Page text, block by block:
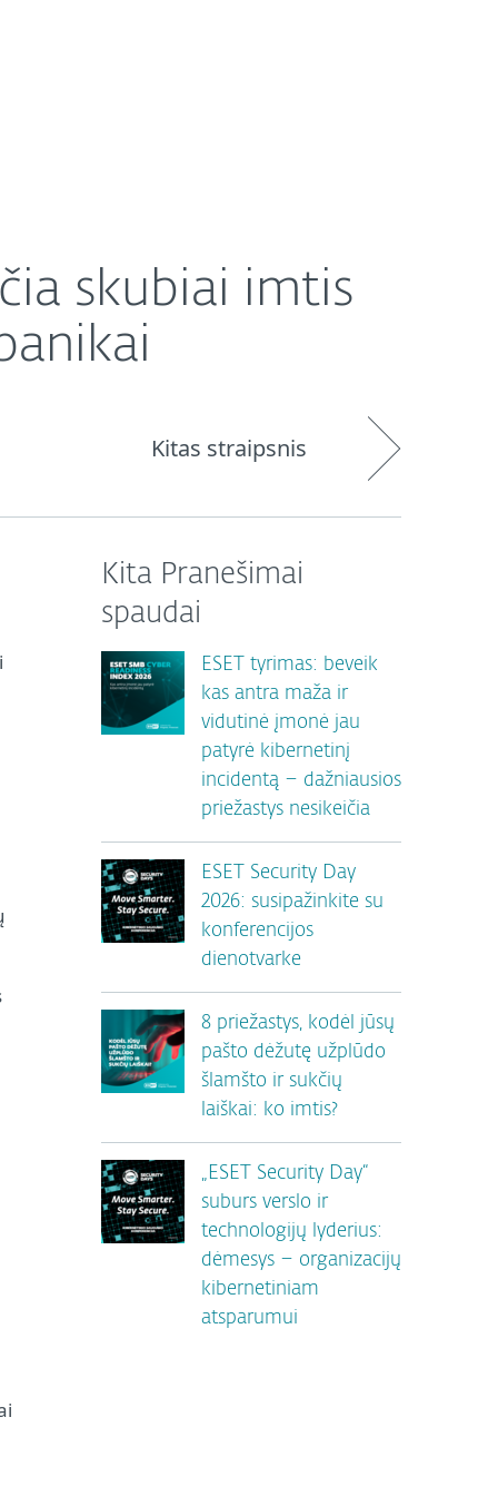
skubiai imtis
Kitas straipsnis
Kita Pranešimai
spaudai
ESET tyrimas: beveik
kas antra maža ir
vidutinė įmonė jau
patyrė kibernetinį
incidentą – dažniausios
priežastys nesikeičia
ESET Security Day
2026: susipažinkite su
konferencijos
dienotvarke
8 priežastys, kodėl jūsų
pašto dėžutę užplūdo
šlamšto ir sukčių
laiškai: ko imtis?
„ESET Security Day“
suburs verslo ir
technologijų lyderius:
dėmesys – organizacijų
kibernetiniam
atsparumui